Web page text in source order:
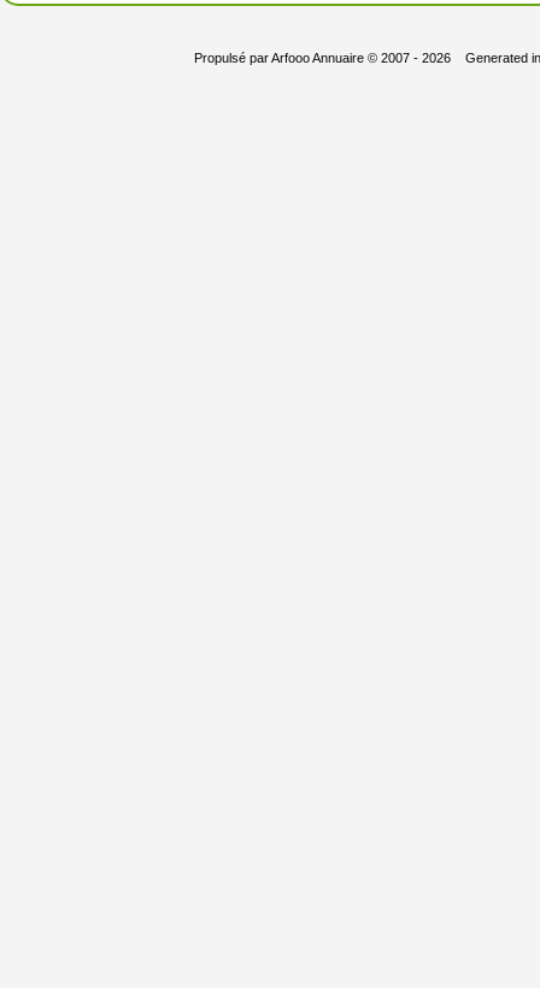
Propulsé parArfooo Annuaire© 2007 - 2026 Generated